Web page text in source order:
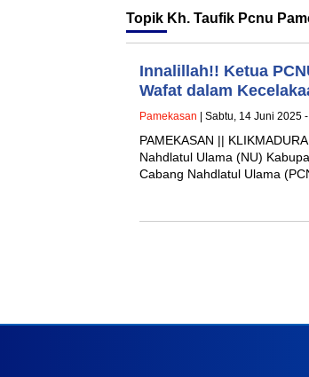
Topik Kh. Taufik Pcnu
Innalillah!! Ketua
Wafat dalam
Pamekasan | Sabtu, 14 Juni 2025
PAMEKASAN ||
Nahdlatul Ulama (NU)
Cabang Nahdlatul Ulama